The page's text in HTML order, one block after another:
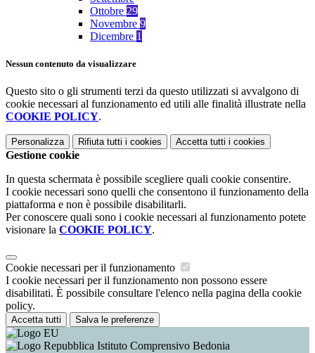
Ottobre 29
Novembre 9
Dicembre 1
Nessun contenuto da visualizzare
Questo sito o gli strumenti terzi da questo utilizzati si avvalgono di
cookie necessari al funzionamento ed utili alle finalità illustrate nella
COOKIE POLICY.
Personalizza Rifiuta tutti i cookies Accetta tutti i cookies
Gestione cookie
In questa schermata è possibile scegliere quali cookie consentire.
I cookie necessari sono quelli che consentono il funzionamento della
piattaforma e non è possibile disabilitarli.
Per conoscere quali sono i cookie necessari al funzionamento potete
visionare la COOKIE POLICY.
Cookie necessari per il funzionamento
I cookie necessari per il funzionamento non possono essere
disabilitati. È possibile consultare l'elenco nella pagina della cookie
policy.
Accetta tutti Salva le preferenze
Istituto Comprensivo Bedonia